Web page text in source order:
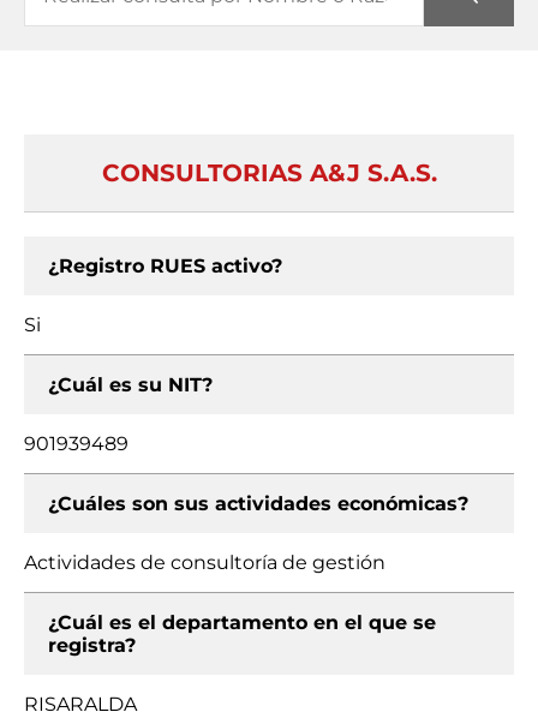
CONSULTORIAS A&J S.A.S.
¿Registro RUES activo?
Si
¿Cuál es su NIT?
901939489
¿Cuáles son sus actividades económicas?
Actividades de consultoría de gestión
¿Cuál es el departamento en el que se
registra?
RISARALDA